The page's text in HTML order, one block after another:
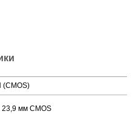
23,9 мм CMOS